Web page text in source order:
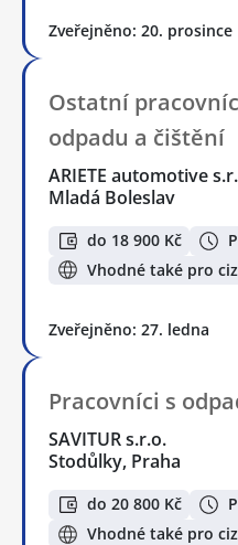
Zveřejněno: 20. prosince
Ostatní
odpadu a čištění
ARIETE automotive
Mladá Boleslav
do 18 900 Kč
Vhodné také pro
Zveřejněno: 27. ledna
Pracovníci s
SAVITUR s.r.o.
Stodůlky, Praha
do 20 800 Kč
Vhodné také pro